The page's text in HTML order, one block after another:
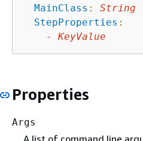
MainClass :
String
StepProperties :
-
KeyValue
Properties
Args